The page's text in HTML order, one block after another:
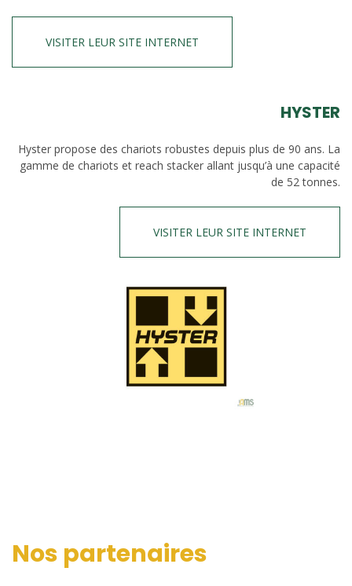
VISITER LEUR SITE INTERNET
HYSTER
Hyster propose des chariots robustes depuis plus de 90 ans. La
gamme de chariots et reach stacker allant jusqu’à une capacité
de 52 tonnes.
VISITER LEUR SITE INTERNET
Nos partenaires